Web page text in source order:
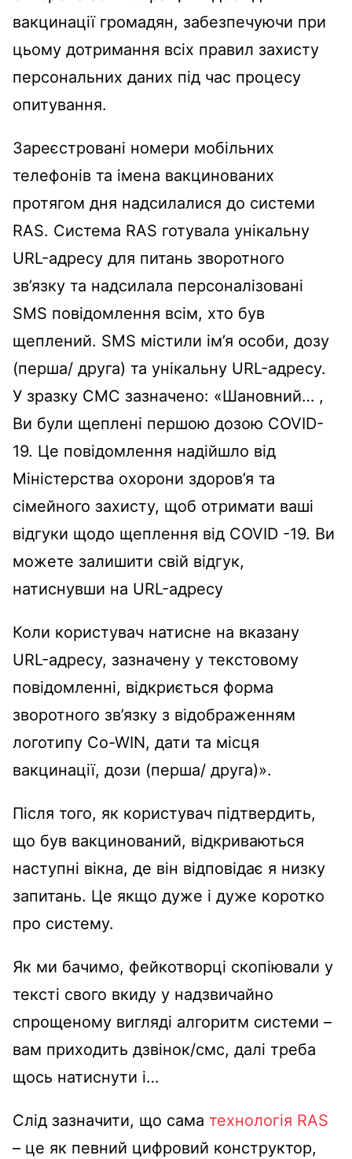
вакцинації громадян, забезпечуючи при
цьому дотримання всіх правил захисту
персональних даних під час процесу
опитування.
Зареєстровані номери мобільних
телефонів та імена вакцинованих
протягом дня надсилалися до системи
RAS. Система RAS готувала унікальну
URL-адресу для питань зворотного
зв’язку та надсилала персоналізовані
SMS повідомлення всім, хто був
щеплений. SMS містили ім’я особи, дозу
(перша/ друга) та унікальну URL-адресу.
У зразку СМС зазначено: «Шановний… ,
Ви були щеплені першою дозою COVID-
19. Це повідомлення надійшло від
Міністерства охорони здоров’я та
сімейного захисту, щоб отримати ваші
відгуки щодо щеплення від COVID -19. Ви
можете залишити свій відгук,
натиснувши на URL-адресу
Коли користувач натисне на вказану
URL-адресу, зазначену у текстовому
повідомленні, відкриється форма
зворотного зв’язку з відображенням
логотипу Co-WIN, дати та місця
вакцинації, дози (перша/ друга)».
Після того, як користувач підтвердить,
що був вакцинований, відкриваються
наступні вікна, де він відповідає я низку
запитань. Це якщо дуже і дуже коротко
про систему.
Як ми бачимо, фейкотворці скопіювали у
тексті свого вкиду у надзвичайно
спрощеному вигляді алгоритм системи –
вам приходить дзвінок/смс, далі треба
щось натиснути і…
Слід зазначити, що сама технологія RAS
– це як певний цифровий конструктор,